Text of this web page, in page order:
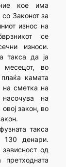
кое има
Законот за
износ на
се
износи.
такса да ја
во
камата
на сметка на
на
закон, во
такса
денари.
од